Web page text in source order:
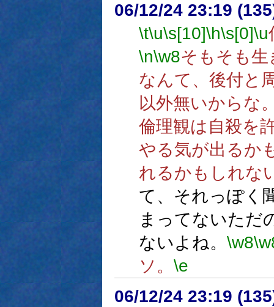
06/12/24 23:19
\t\u\s[10]\h\s[0]\u
\n\w8そもそも
なんて、後付と
以外無いからな
倫理観は自殺を
やる気が出るか
れるかもしれな
て、それっぽく
まってないただ
ないよね。 \w8
ソ。 \e
06/12/24 23:19